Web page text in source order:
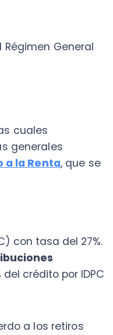
, que se
del 27%.
por IDPC
retiros
dicho
empresas
o menor